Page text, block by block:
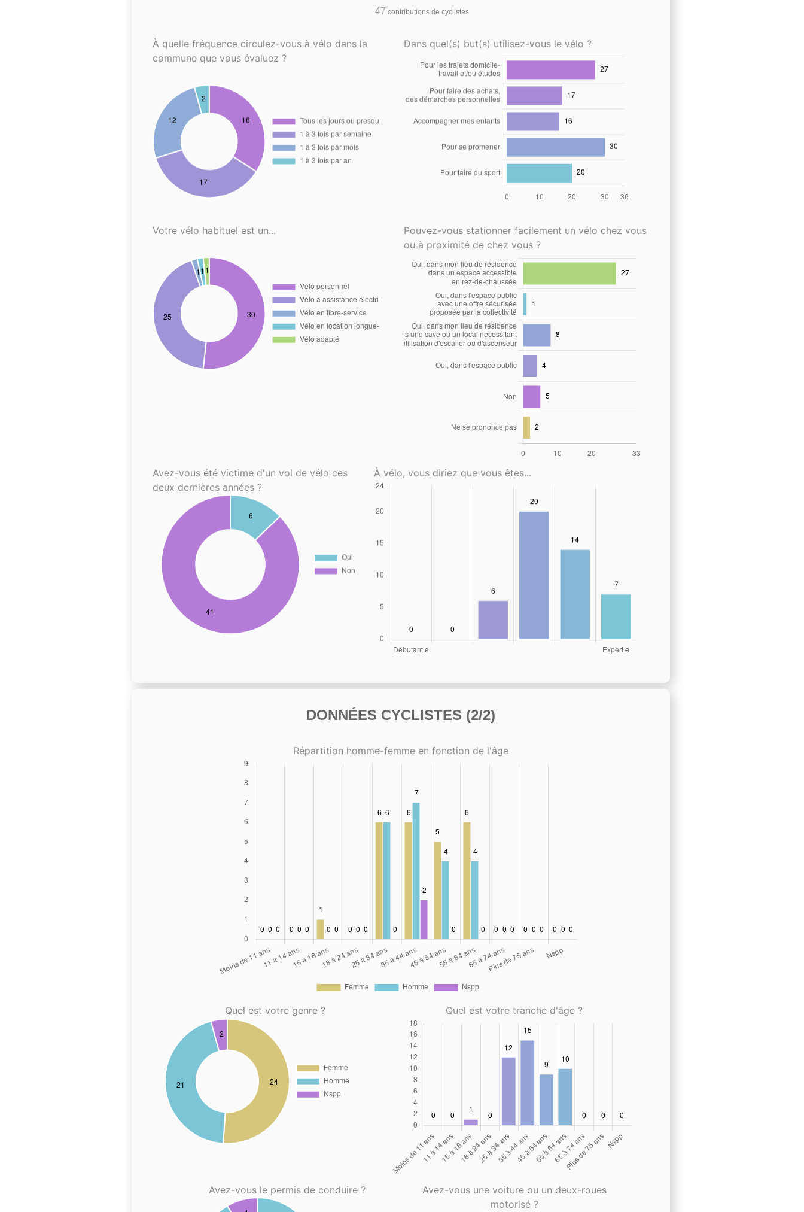
47 contributions de cyclistes
À quelle fréquence circulez-vous à vélo dans la
commune que vous évaluez ?
Dans quel(s) but(s) utilisez-vous le vélo ?
Votre vélo habituel est un...
Pouvez-vous stationner facilement un vélo chez vous
ou à proximité de chez vous ?
Avez-vous été victime d'un vol de vélo ces
deux dernières années ?
À vélo, vous diriez que vous êtes...
DONNÉES CYCLISTES (2/2)
Répartition homme-femme en fonction de l'âge
Quel est votre genre ? Quel est votre tranche d'âge ?
Avez-vous le permis de conduire ?
Avez-vous une voiture ou un deux-roues
motorisé ?